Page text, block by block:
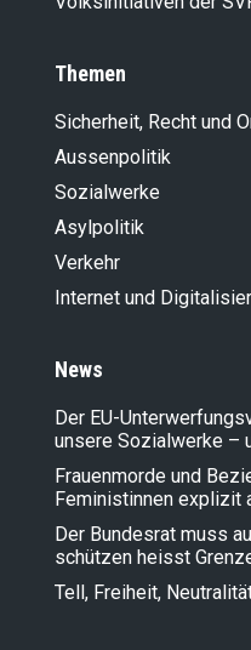
Themen
Sicherheit, Recht und
Aussenpolitik
Sozialwerke
Asylpolitik
Verkehr
Internet und
News
Der EU-
unsere Sozialwerke –
Frauenmorde und
Feministinnen explizit
Der Bundesrat muss
schützen heisst
Tell, Freiheit,